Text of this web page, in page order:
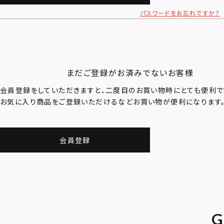
パスワードをお忘れですか？
まだご登録がお済みでないお客様
会員登録をしていただきますと、二度目のお買い物時にとても便利で
お気に入り商品をご登録いただけるなどお買い物が便利になります。
会員登録